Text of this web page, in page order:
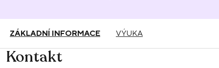
ZÁKLADNÍ INFORMACE VÝUKA
Kontakt